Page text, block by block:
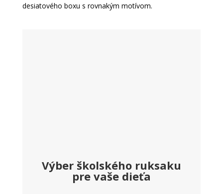
desiatového boxu s rovnakým motívom.
Výber školského ruksaku
pre vaše dieťa